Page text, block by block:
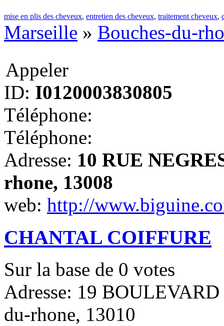
mise en plis des cheveux, entretien des cheveux, traitement cheveux,
Marseille » Bouches-du-
Appeler
ID: I0120003830805
Téléphone:
Téléphone:
Adresse: 10 RUE
rhone, 13008
web: http://
CHANTAL COIFFURE
Sur la base de 0 votes
Adresse: 19
du-rhone, 13010